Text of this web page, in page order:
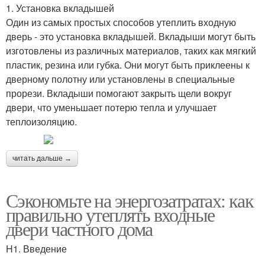
1. Установка вкладышей
Один из самых простых способов утеплить входную
дверь - это установка вкладышей. Вкладыши могут быть
изготовлены из различных материалов, таких как мягкий
пластик, резина или губка. Они могут быть приклеены к
дверному полотну или установлены в специальные
прорези. Вкладыши помогают закрыть щели вокруг
двери, что уменьшает потерю тепла и улучшает
теплоизоляцию.
читать дальше →
Сэкономьте на энергозатратах: как
правильно утеплять входные
двери частного дома
H1. Введение